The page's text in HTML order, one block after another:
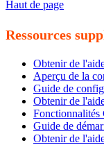
Haut de page
Ressources
Obtenir de
Aperçu de la
Guide de
Obtenir de
Fonctionnalités
Guide de
Obtenir de